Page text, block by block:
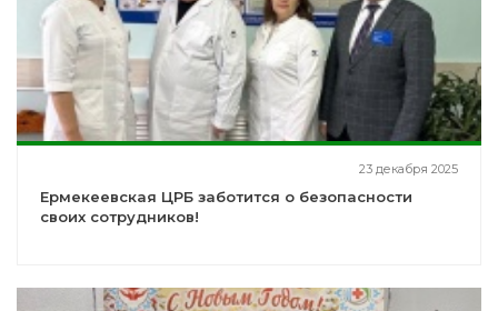
23 декабря 2025
Ермекеевская ЦРБ заботится о безопасности
своих сотрудников!